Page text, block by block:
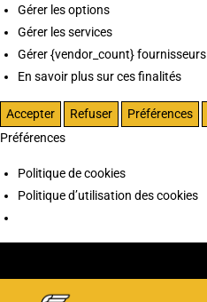
Gérer les options
Gérer les services
Gérer {vendor_count} fournisseurs
En savoir plus sur ces finalités
Accepter Refuser Préférences
Préférences
Politique de cookies
Politique d’utilisation des cookies